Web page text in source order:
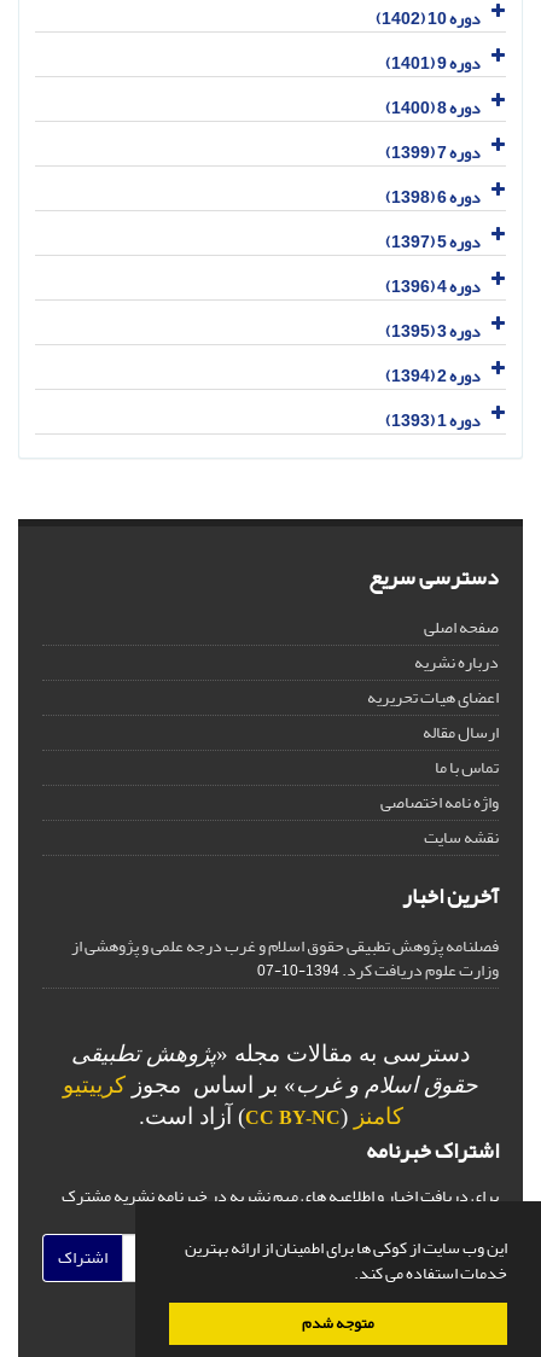
این وب سایت از کوکی ها برای اطمینان از ارائه بهترین
خدمات استفاده می کند.
متوجه شدم
دوره 10 (1402)
دوره 9 (1401)
دوره 8 (1400)
دوره 7 (1399)
دوره 6 (1398)
دوره 5 (1397)
دوره 4 (1396)
دوره 3 (1395)
دوره 2 (1394)
دوره 1 (1393)
دسترسی سریع
صفحه اصلی
درباره نشریه
اعضای هیات تحریریه
ارسال مقاله
تماس با ما
واژه نامه اختصاصی
نقشه سایت
آخرین اخبار
فصلنامه پژوهش تطبیقی حقوق اسلام و غرب درجه علمی و پژوهشی از
وزارت علوم دریافت کرد.1394-10-07
دسترسی به مقالات مجله «پژوهش تطبیقی
حقوق اسلام و غرب» بر اساس مجوز کرییتیو
کامنز (
CC BY-NC) آزاد است.
اشتراک خبرنامه
برای دریافت اخبار و اطلاعیه های مهم نشریه در خبرنامه نشریه مشترک
اشتراک